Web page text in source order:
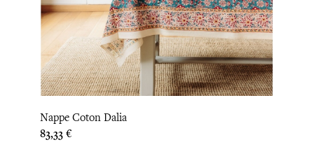
Nappe Coton Dalia
Prix
83,33 €
‹ ›